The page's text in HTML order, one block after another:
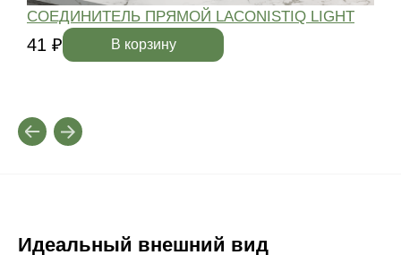
СОЕДИНИТЕЛЬ ПРЯМОЙ LACONISTIQ LIGHT
41 ₽ В корзину
Идеальный внешний вид